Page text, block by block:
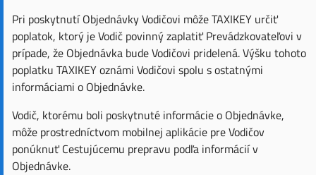
Pri poskytnutí Objednávky Vodičovi môže TAXIKEY určiť
poplatok, ktorý je Vodič povinný zaplatiť Prevádzkovateľovi v
prípade, že Objednávka bude Vodičovi pridelená. Výšku tohoto
poplatku TAXIKEY oznámi Vodičovi spolu s ostatnými
informáciami o Objednávke.
Vodič, ktorému boli poskytnuté informácie o Objednávke,
môže prostredníctvom mobilnej aplikácie pre Vodičov
ponúknuť Cestujúcemu prepravu podľa informácií v
Objednávke.